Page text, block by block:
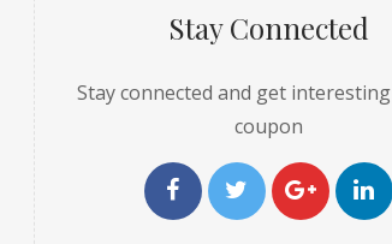
Stay Connected
Stay connected and get
coupon